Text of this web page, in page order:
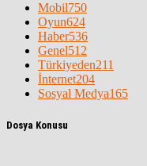
Mobil750
Oyun624
Haber536
Genel512
Türkiyeden211
İnternet204
Sosyal Medya165
Dosya Konusu